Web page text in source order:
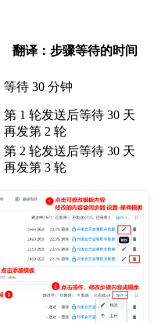
翻译：步骤等待的时间
等待 30 分钟
第 1 轮发送后等待 30 天
再发第 2 轮
第 2 轮发送后等待 30 天
再发第 3 轮